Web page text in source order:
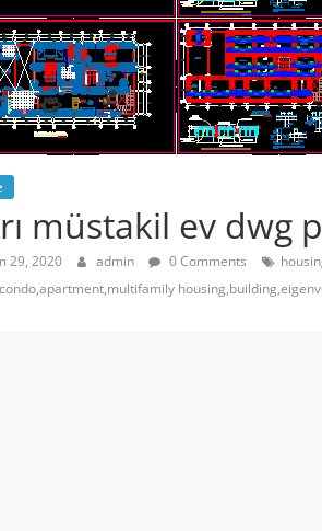
müstakil ev dwg
29, 2020 admin 0 Comments